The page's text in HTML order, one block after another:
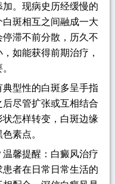
。现病史历经缓慢的
斑相互之间融成一大
滞不前分散，历久不
如能获得前期治疗，
型性的白斑多呈手指
尽管扩张或互相结合
怎样转变，白斑边缘
素点。
馨提醒：白癜风治疗
者在日常日常生活的